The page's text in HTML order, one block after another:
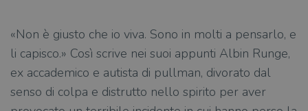
«Non è giusto che io viva. Sono in molti a pensarlo, e
li capisco.» Così scrive nei suoi appunti Albin Runge,
ex accademico e autista di pullman, divorato dal
senso di colpa e distrutto nello spirito per aver